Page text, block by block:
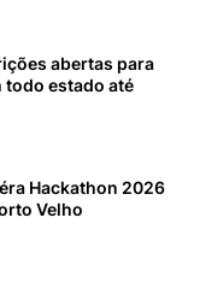
abertas para
estado até
Hackathon 2026
Velho